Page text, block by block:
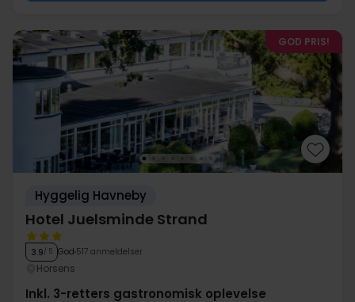
GOD PRIS!
Hyggelig Havneby
Hotel Juelsminde Strand
3.9/ 5 God 517 anmeldelser
Horsens
Inkl. 3-retters gastronomisk oplevelse